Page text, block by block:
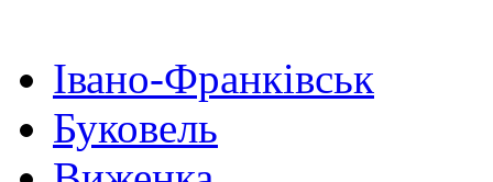
Івано-Франківськ
Буковель